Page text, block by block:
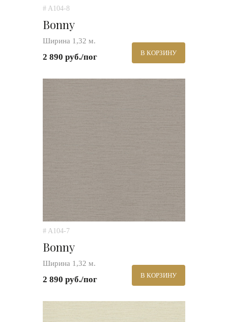
# A104-8
Bonny
Ширина 1,32 м.
2 890 руб./пог В КОРЗИНУ
# A104-7
Bonny
Ширина 1,32 м.
2 890 руб./пог В КОРЗИНУ